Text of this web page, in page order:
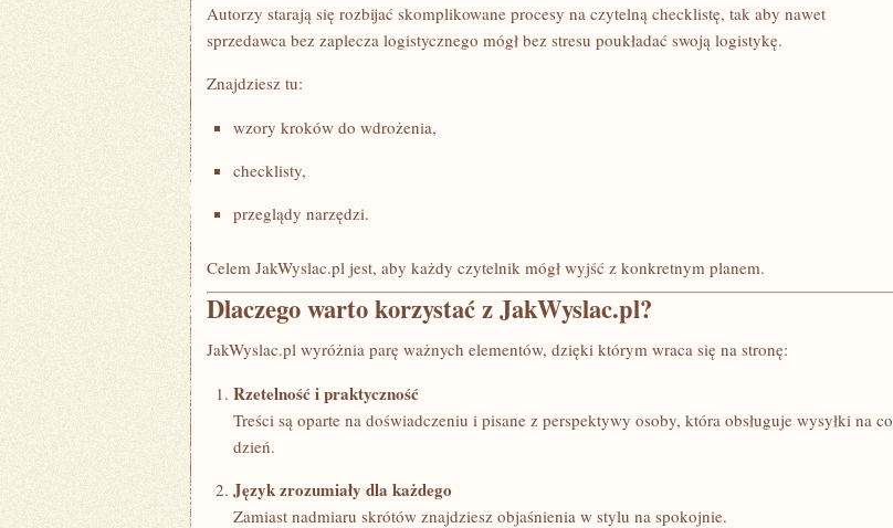
Autorzy starają się rozbijać skomplikowane procesy na czytelną checklistę, tak aby nawet
sprzedawca bez zaplecza logistycznego mógł bez stresu poukładać swoją logistykę.
Znajdziesz tu:
wzory kroków do wdrożenia,
checklisty,
przeglądy narzędzi.
Celem JakWyslac.pl jest, aby każdy czytelnik mógł wyjść z konkretnym planem.
Dlaczego warto korzystać z JakWyslac.pl?
JakWyslac.pl wyróżnia parę ważnych elementów, dzięki którym wraca się na stronę:
Rzetelność i praktyczność
Treści są oparte na doświadczeniu i pisane z perspektywy osoby, która obsługuje wysyłki na co
dzień.
Język zrozumiały dla każdego
Zamiast nadmiaru skrótów znajdziesz objaśnienia w stylu na spokojnie.